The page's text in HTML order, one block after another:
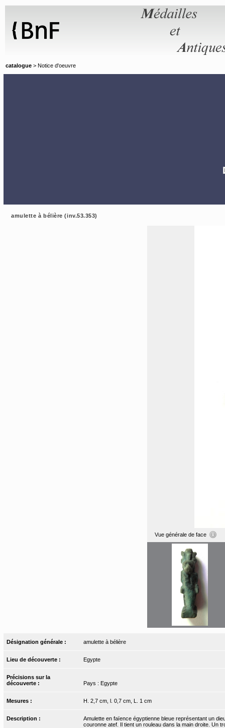
catalogue > Notice d'oeuvre
amulette à bélière (inv.53.353)
Vue générale de face
Désignation générale : amulette à bélière
Lieu de découverte : Egypte
Précisions sur la
découverte :
Pays : Egypte
Mesures : H. 2,7 cm, l. 0,7 cm, L. 1 cm
Description :
Amulette en faïence égyptienne bleue représentant un
couronne atef. Il tient un rouleau dans la main droite. Un